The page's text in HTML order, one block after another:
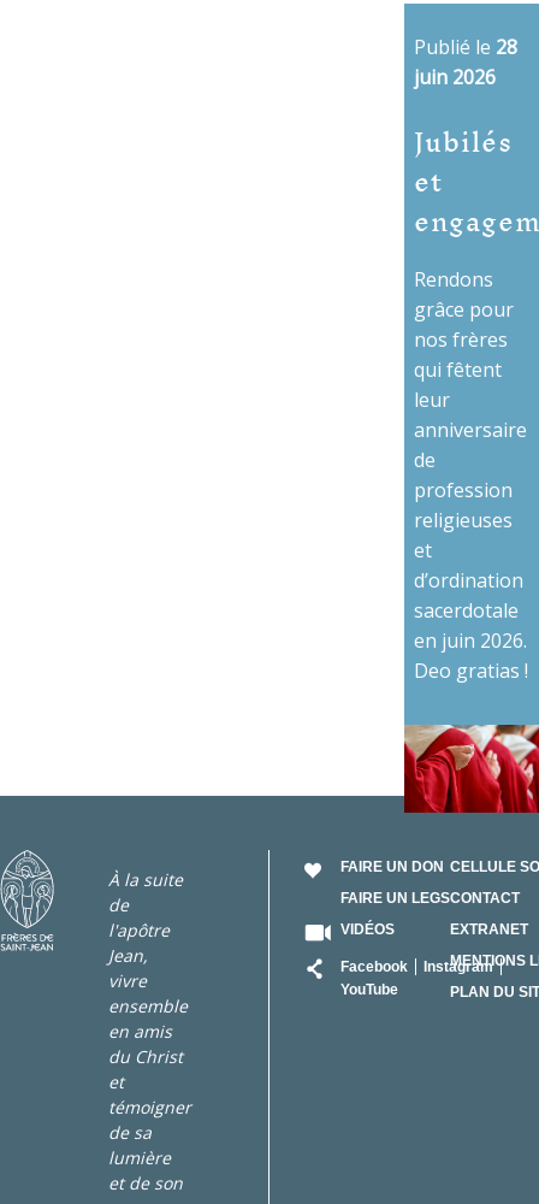
Publié le 28
juin 2026
Jubilés
et
Rendons
grâce pour
nos frères
qui fêtent
leur
anniversaire
de
profession
religieuses
et
d’ordination
sacerdotale
en juin 2026.
Deo gratias !
À la suite
de
l'apôtre
Jean,
vivre
ensemble
en amis
du Christ
et
témoigner
de sa
lumière
et de son
FAIRE UN DON
FAIRE UN LEGS
VIDÉOS
Facebook
Instagram
YouTube
CELLULE
CONTACT
EXTRANET
MENTIONS
PLAN DU